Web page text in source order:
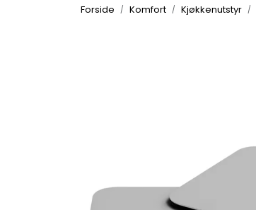
Forside Komfort Kjøkkenutstyr